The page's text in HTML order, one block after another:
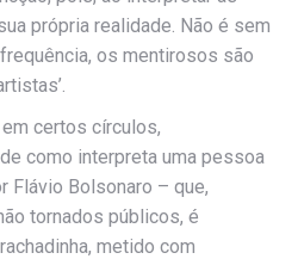
própria realidade. Não é sem
os mentirosos são
certos círculos,
como interpreta uma pessoa
Flávio Bolsonaro – que,
tornados públicos, é
metido com